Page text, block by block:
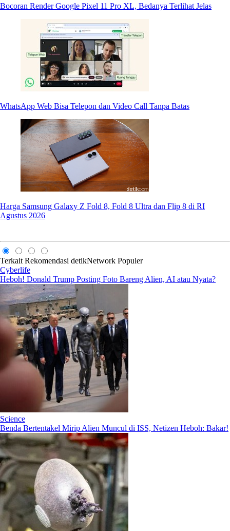
Bocoran Render Google Pixel 11 Pro XL, Bedanya Terlihat Jelas
WhatsApp Web Bisa Telepon dan Video Call Tanpa Batas
Harga Samsung Galaxy Z Fold 8, Fold 8 Ultra dan Flip 8 di RI
Agustus 2026
Terkait Rekomendasi detikNetwork Populer
Cyberlife
Heboh! Donald Trump Posting Foto Bareng Alien, AI atau Nyata?
Science
Benda Bertentakel Mirip Alien Muncul di ISS, Netizen Heboh: Bakar!